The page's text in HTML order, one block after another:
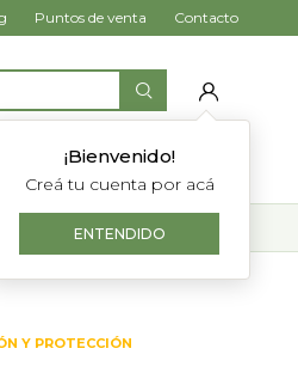
¡Bienvenido!
Creá tu cuenta por acá
ENTENDIDO
Puntos de venta Contacto
Y PROTECCIÓN